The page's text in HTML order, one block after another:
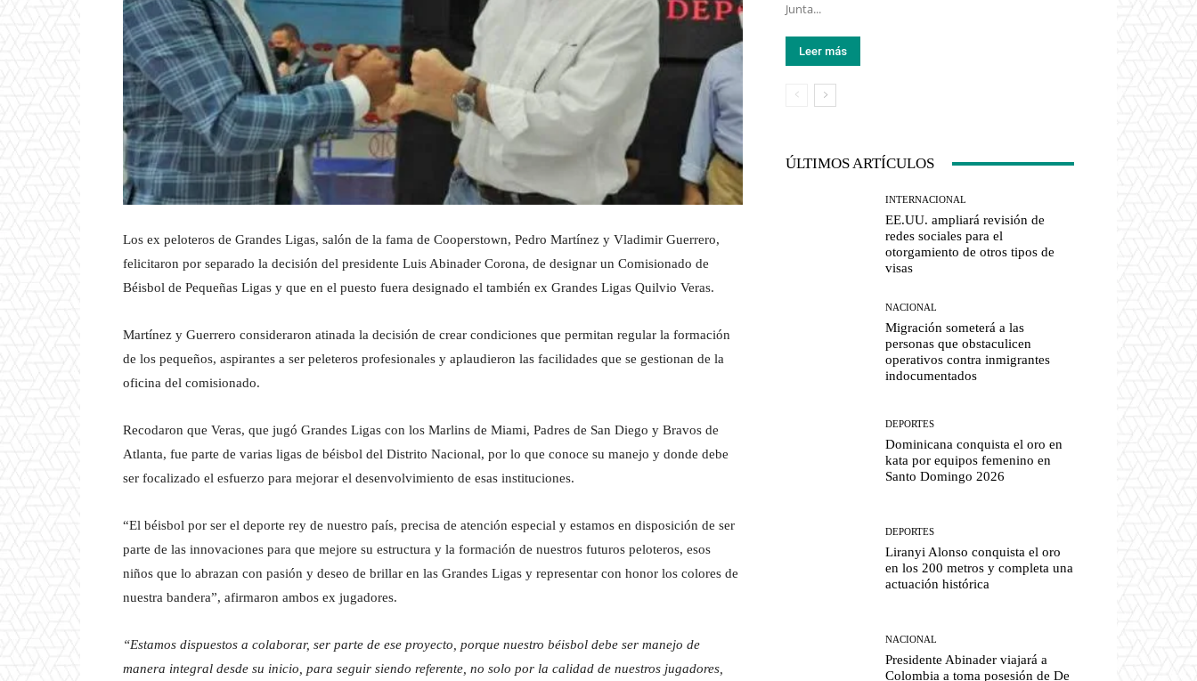
Los ex peloteros de Grandes Ligas, salón de la fama de Cooperstown, Pedro Martínez y Vladimir Guerrero,
felicitaron por separado la decisión del presidente Luis Abinader Corona, de designar un Comisionado de
Béisbol de Pequeñas Ligas y que en el puesto fuera designado el también ex Grandes Ligas Quilvio Veras.
Martínez y Guerrero consideraron atinada la decisión de crear condiciones que permitan regular la formación
de los pequeños, aspirantes a ser peleteros profesionales y aplaudieron las facilidades que se gestionan de la
oficina del comisionado.
Recodaron que Veras, que jugó Grandes Ligas con los Marlins de Miami, Padres de San Diego y Bravos de
Atlanta, fue parte de varias ligas de béisbol del Distrito Nacional, por lo que conoce su manejo y donde debe
ser focalizado el esfuerzo para mejorar el desenvolvimiento de esas instituciones.
“El béisbol por ser el deporte rey de nuestro país, precisa de atención especial y estamos en disposición de ser
parte de las innovaciones para que mejore su estructura y la formación de nuestros futuros peloteros, esos
niños que lo abrazan con pasión y deseo de brillar en las Grandes Ligas y representar con honor los colores de
nuestra bandera”, afirmaron ambos ex jugadores.
“Estamos dispuestos a colaborar, ser parte de ese proyecto, porque nuestro béisbol debe ser manejo de
manera integral desde su inicio, para seguir siendo referente, no solo por la calidad de nuestros jugadores,
Junta...
Leer más
ÚLTIMOS ARTÍCULOS
INTERNACIONAL
EE.UU. ampliará revisión de
redes sociales para el
otorgamiento de otros tipos de
visas
NACIONAL
Migración someterá a las
personas que obstaculicen
operativos contra inmigrantes
indocumentados
DEPORTES
Dominicana conquista el oro en
kata por equipos femenino en
Santo Domingo 2026
DEPORTES
Liranyi Alonso conquista el oro
en los 200 metros y completa una
actuación histórica
NACIONAL
Presidente Abinader viajará a
Colombia a toma posesión de De